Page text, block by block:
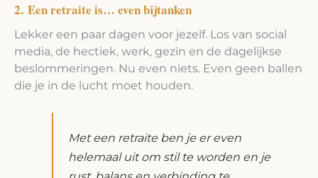
2. Een retraite is… even bijtanken
Lekker een paar dagen voor jezelf. Los van social
media, de hectiek, werk, gezin en de dagelijkse
beslommeringen. Nu even niets. Even geen ballen
die je in de lucht moet houden.
Met een retraite ben je er even
helemaal uit om stil te worden en je